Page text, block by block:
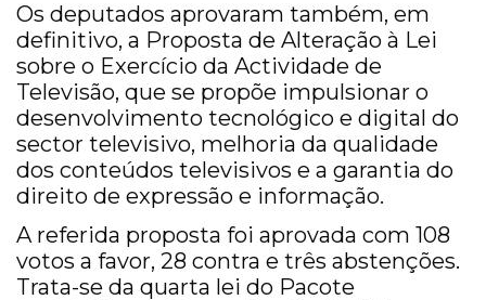
Os deputados aprovaram também, em
definitivo, a Proposta de Alteração à Lei
sobre o Exercício da Actividade de
Televisão, que se propõe impulsionar o
desenvolvimento tecnológico e digital do
sector televisivo, melhoria da qualidade
dos conteúdos televisivos e a garantia do
direito de expressão e informação.
A referida proposta foi aprovada com 108
votos a favor, 28 contra e três abstenções.
Trata-se da quarta lei do Pacote